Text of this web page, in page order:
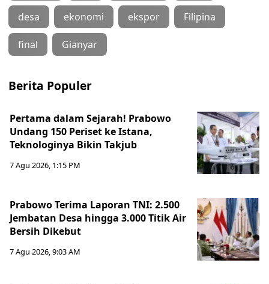
desa ekonomi ekspor Filipina
final Gianyar
Berita Populer
Pertama dalam Sejarah! Prabowo
Undang 150 Periset ke Istana,
Teknologinya Bikin Takjub
7 Agu 2026, 1:15 PM
Prabowo Terima Laporan TNI: 2.500
Jembatan Desa hingga 3.000 Titik Air
Bersih Dikebut
7 Agu 2026, 9:03 AM